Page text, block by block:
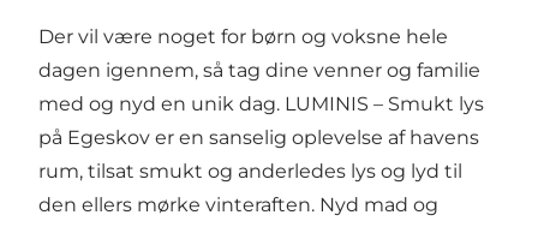
Der vil være noget for børn og voksne hele
dagen igennem, så tag dine venner og familie
med og nyd en unik dag. LUMINIS – Smukt lys
på Egeskov er en sanselig oplevelse af havens
rum, tilsat smukt og anderledes lys og lyd til
den ellers mørke vinteraften. Nyd mad og